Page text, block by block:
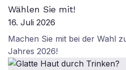
Wählen Sie mit!
16. Juli 2026
Machen Sie mit bei der Wahl
Jahres 2026!